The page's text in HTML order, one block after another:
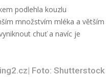
podlehla kouzlu
množstvím mléka a větším
chuť a navíc je
Foto: Shutterstock